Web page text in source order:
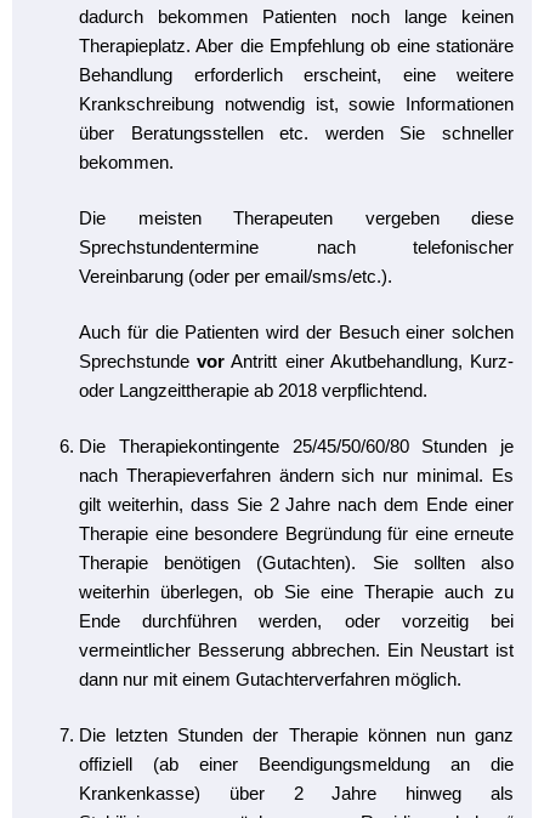
dadurch bekommen Patienten noch lange keinen
Therapieplatz. Aber die Empfehlung ob eine stationäre
Behandlung erforderlich erscheint, eine weitere
Krankschreibung notwendig ist, sowie Informationen
über Beratungsstellen etc. werden Sie schneller
bekommen.
Die meisten Therapeuten vergeben diese
Sprechstundentermine nach telefonischer
Vereinbarung (oder per email/sms/etc.).
Auch für die Patienten wird der Besuch einer solchen
Sprechstundevor Antritt einer Akutbehandlung, Kurz-
oder Langzeittherapie ab 2018 verpflichtend.
Die Therapiekontingente 25/45/50/60/80 Stunden je
nach Therapieverfahren ändern sich nur minimal. Es
gilt weiterhin, dass Sie 2 Jahre nach dem Ende einer
Therapie eine besondere Begründung für eine erneute
Therapie benötigen (Gutachten). Sie sollten also
weiterhin überlegen, ob Sie eine Therapie auch zu
Ende durchführen werden, oder vorzeitig bei
vermeintlicher Besserung abbrechen. Ein Neustart ist
dann nur mit einem Gutachterverfahren möglich.
Die letzten Stunden der Therapie können nun ganz
offiziell (ab einer Beendigungsmeldung an die
Krankenkasse) über 2 Jahre hinweg als